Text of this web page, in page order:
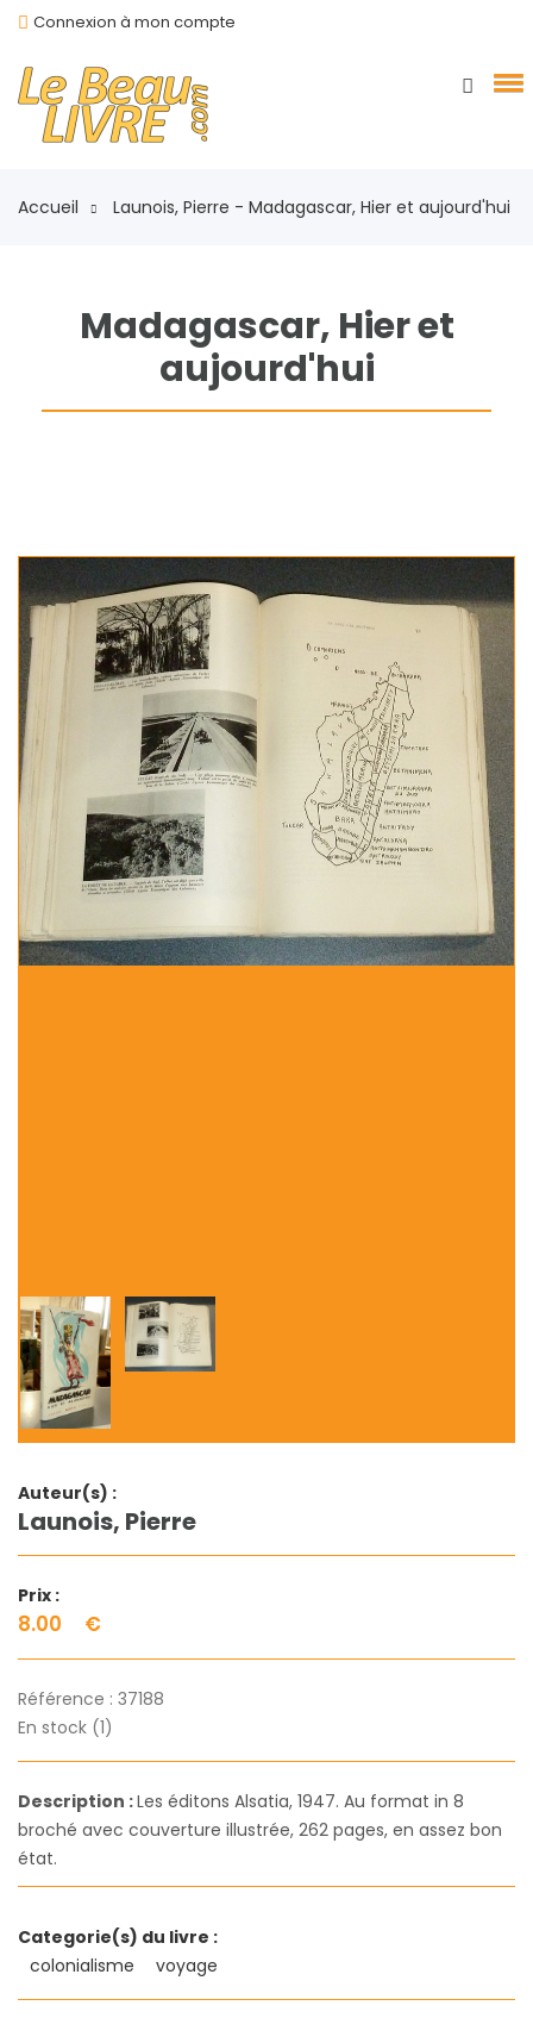
Connexion à mon compte
Accueil Launois, Pierre - Madagascar, Hier et aujourd'hui
Madagascar, Hier et
aujourd'hui
Auteur(s) :
Launois, Pierre
Prix :
8.00 €
Référence : 37188
En stock (1)
Description :Les éditons Alsatia, 1947. Au format in 8
broché avec couverture illustrée, 262 pages, en assez bon
état.
Categorie(s) du livre :
colonialisme
voyage